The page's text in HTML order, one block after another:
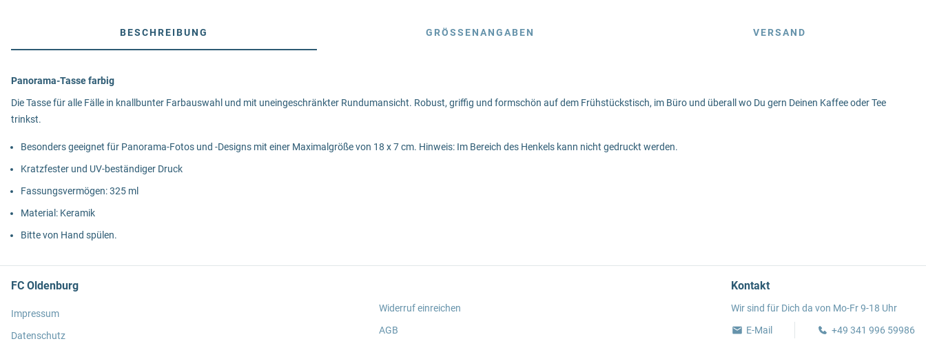
BESCHREIBUNG GRÖSSENANGABEN VERSAND
Panorama-Tasse farbig
Die Tasse für alle Fälle in knallbunter Farbauswahl und mit uneingeschränkter Rundumansicht. Robust, griffig und formschön auf dem Frühstückstisch, im Büro und überall wo Du gern Deinen Kaffee oder Tee
trinkst.
Besonders geeignet für Panorama-Fotos und -Designs mit einer Maximalgröße von 18 x 7 cm. Hinweis: Im Bereich des Henkels kann nicht gedruckt werden.
Kratzfester und UV-beständiger Druck
Fassungsvermögen: 325 ml
Material: Keramik
Bitte von Hand spülen.
FC Oldenburg
Impressum
Datenschutz
Widerruf einreichen
AGB
Kontakt
Wir sind für Dich da von Mo-Fr 9-18 Uhr
E-Mail
+49 341 996 59986